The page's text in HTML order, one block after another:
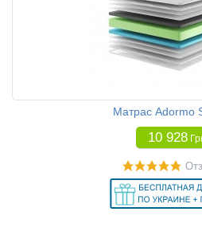
Матрас Adormo
10 928